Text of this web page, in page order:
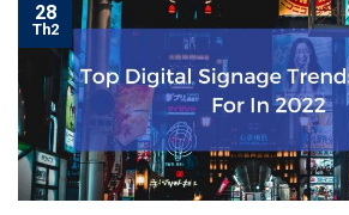
28
Th2